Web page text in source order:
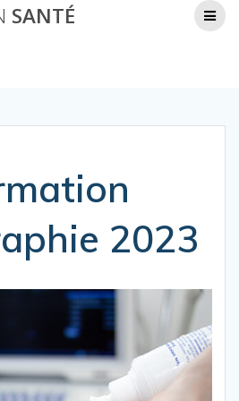
Passer
au
SANTÉ
Echographie 2023
2023